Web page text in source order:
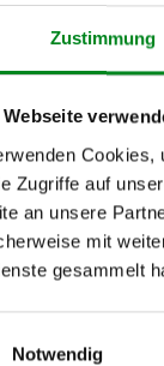
Zustimmung
Webseite
Cookies,
Zugriffe auf
an unsere
mit
gesammelt
Notwendig
SPORT (LS) 2.7
III (TAA) 2.7 TD
können
dabei?